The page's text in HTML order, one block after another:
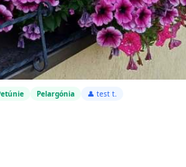
Pelargónia 👤 test t.